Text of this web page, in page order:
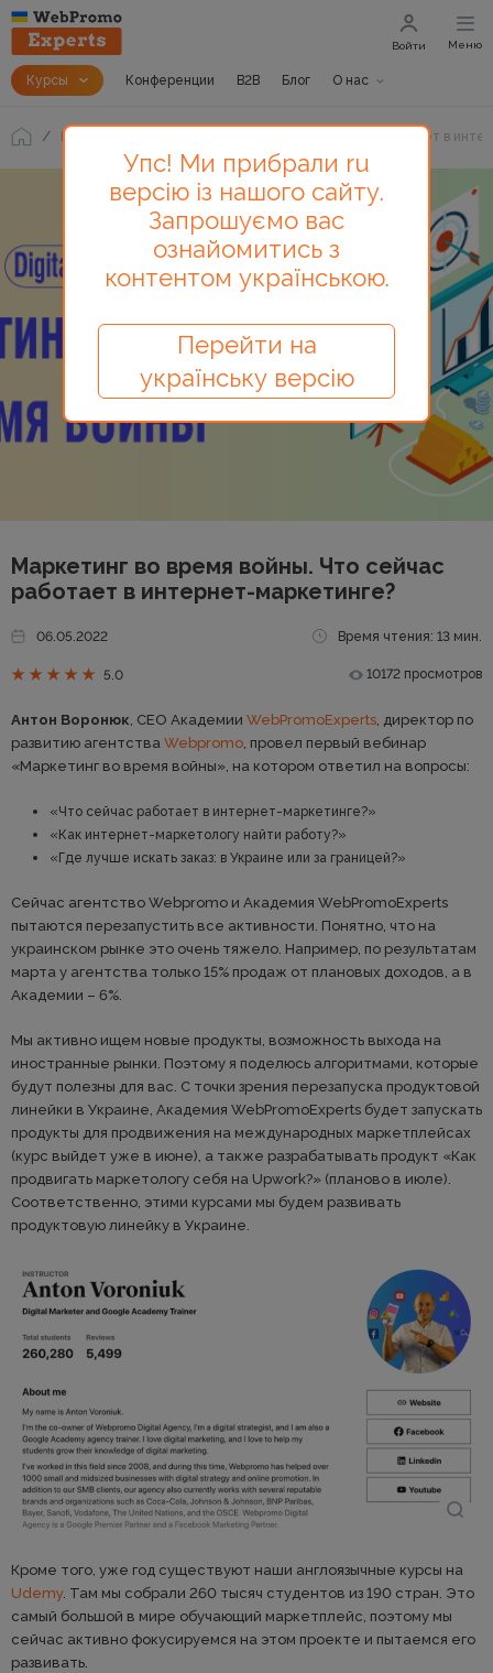
Курсы Конференции B2B Блог О нас
Войти Меню
Блог Маркетинг во время войны. Что сейчас работает в
Маркетинг во время войны. Что сейчас
работает в интернет-маркетинге?
06.05.2022 Время чтения: 13 мин.
5.0 10172 просмотров
Антон Воронюк, CEO Академии WebPromoExperts, директор по
развитию агентства Webpromo, провел первый вебинар
«Маркетинг во время войны», на котором ответил на вопросы:
«Что сейчас работает в интернет-маркетинге?»
«Как интернет-маркетологу найти работу?»
«Где лучше искать заказ: в Украине или за границей?»
Сейчас агентство Webpromo и Академия WebPromoExperts
пытаются перезапустить все активности. Понятно, что на
украинском рынке это очень тяжело. Например, по результатам
марта у агентства только 15% продаж от плановых доходов, а в
Академии – 6%.
Мы активно ищем новые продукты, возможность выхода на
иностранные рынки. Поэтому я поделюсь алгоритмами, которые
будут полезны для вас. С точки зрения перезапуска продуктовой
линейки в Украине, Академия WebPromoExperts будет запускать
продукты для продвижения на международных маркетплейсах
(курс выйдет уже в июне), а также разрабатывать продукт «Как
продвигать маркетологу себя на Upwork?» (планово в июле).
Соответственно, этими курсами мы будем развивать
продуктовую линейку в Украине.
Кроме того, уже год существуют наши англоязычные курсы на
Udemy. Там мы собрали 260 тысяч студентов из 190 стран. Это
самый большой в мире обучающий маркетплейс, поэтому мы
сейчас активно фокусируемся на этом проекте и пытаемся его
развивать.
Упс! Ми прибрали ru
версію із нашого сайту.
Запрошуємо вас
ознайомитись з
контентом українською.
Перейти на
українську версію